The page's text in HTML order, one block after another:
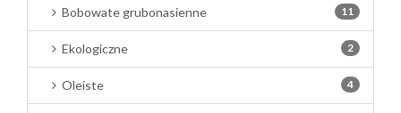
Bobowate grubonasienne 11
Ekologiczne 2
Oleiste 4